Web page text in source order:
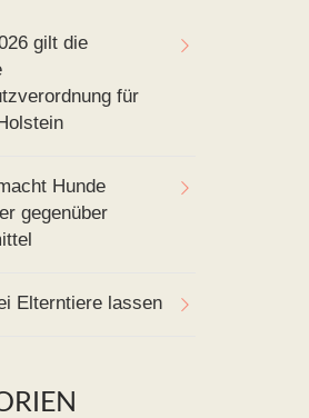
gilt die
für
Hunde
gegenüber
Elterntiere lassen